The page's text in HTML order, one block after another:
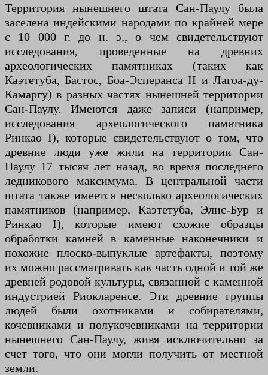
Территория нынешнего штата Сан-Паулу была
заселена индейскими народами по крайней мере
с 10 000 г. до н. э., о чем свидетельствуют
исследования, проведенные на древних
археологических памятниках (таких как
Каэтетуба, Бастос, Боа-Эсперанса II и Лагоа-ду-
Камаргу) в разных частях нынешней территории
Сан-Паулу. Имеются даже записи (например,
исследования археологического памятника
Ринкао I), которые свидетельствуют о том, что
древние люди уже жили на территории Сан-
Паулу 17 тысяч лет назад, во время последнего
ледникового максимума. В центральной части
штата также имеется несколько археологических
памятников (например, Каэтетуба, Элис-Бур и
Ринкао I), которые имеют схожие образцы
обработки камней в каменные наконечники и
похожие плоско-выпуклые артефакты, поэтому
их можно рассматривать как часть одной и той же
древней родовой культуры, связанной с каменной
индустрией Риокларенсе. Эти древние группы
людей были охотниками и собирателями,
кочевниками и полукочевниками на территории
нынешнего Сан-Паулу, живя исключительно за
счет того, что они могли получить от местной
земли.